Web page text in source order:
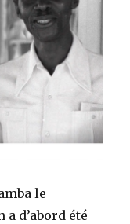
le
d’abord été